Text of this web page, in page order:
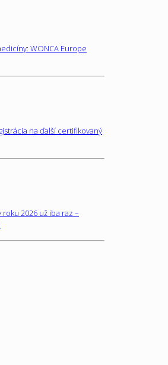
WONCA Europe
na ďalší certifikovaný
2026 už iba raz –